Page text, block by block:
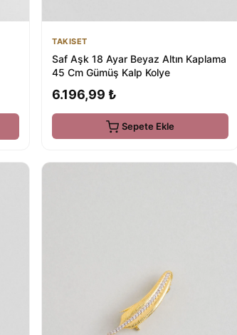
TAKISET
Saf Aşk 18 Ayar Beyaz Altın Kaplama
45 Cm Gümüş Kalp Kolye
6.196,99 ₺
Sepete Ekle